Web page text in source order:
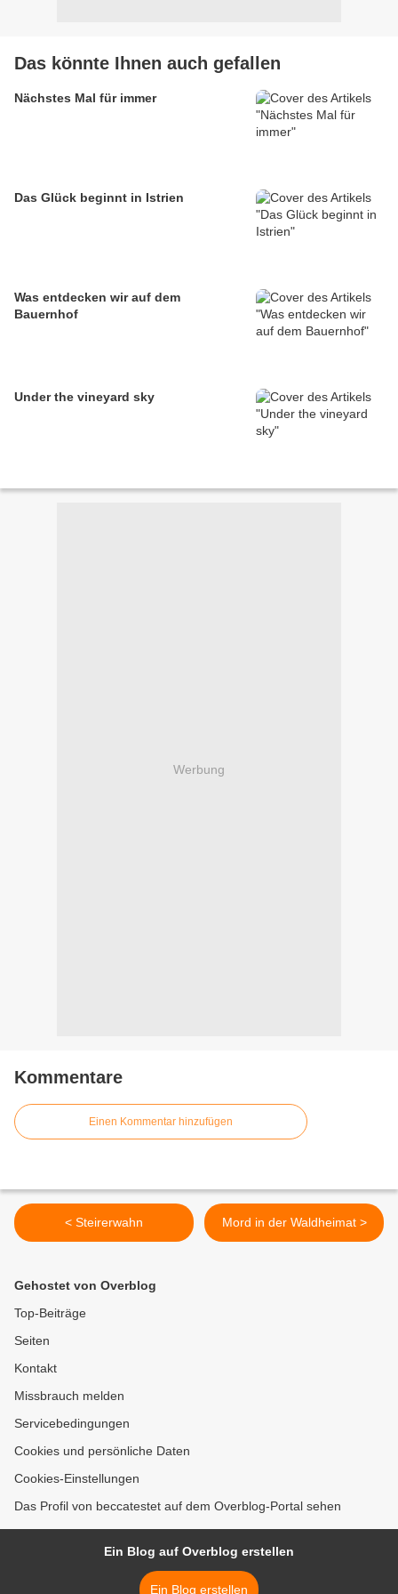
Das könnte Ihnen auch gefallen
Nächstes Mal für immer
Das Glück beginnt in Istrien
Was entdecken wir auf dem
Bauernhof
Under the vineyard sky
Werbung
Kommentare
Einen Kommentar hinzufügen
< Steirerwahn Mord in der Waldheimat >
Gehostet von Overblog
Top-Beiträge
Seiten
Kontakt
Missbrauch melden
Servicebedingungen
Cookies und persönliche Daten
Cookies-Einstellungen
Das Profil von beccatestet auf dem Overblog-Portal sehen
Ein Blog auf Overblog erstellen
Ein Blog erstellen